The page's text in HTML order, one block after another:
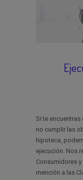
Si te
no cumplir las
hipoteca,
ejecución. Nos
Consumidores
mención a las